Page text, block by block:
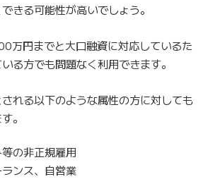
きる可能性が高いでしょう。
万円までと大口融資に対応しているた
る方でも問題なく利用できます。
れる以下のような属性の方に対しても
。
の非正規雇用
ンス、自営業